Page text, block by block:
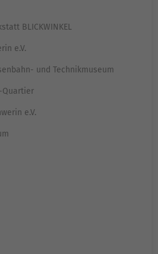
BLICKWINKEL
e.V.
und Technikmuseum
Quartier
e.V.